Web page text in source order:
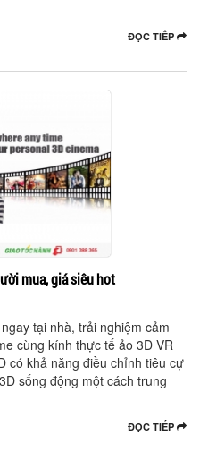
ĐỌC TIẾP
mua, giá siêu hot
tại nhà, trải nghiệm cảm
cùng kính thực tế ảo 3D VR
có khả năng điều chỉnh tiêu cự
sống động một cách trung
ĐỌC TIẾP